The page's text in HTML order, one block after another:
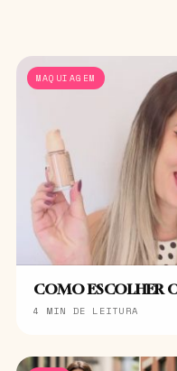
MAQUIAGEM
COMO ESCOLHER
4 MIN DE LEITURA